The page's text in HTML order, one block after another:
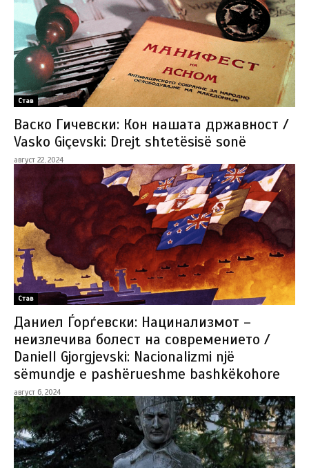
Став
Васко Гичевски: Кон нашата државност /
Vasko Giçevski: Drejt shtetësisë sonë
август 22, 2024
Став
Даниел Ѓорѓевски: Нацинализмот –
неизлечива болест на современието /
Daniell Gjorgjevski: Nacionalizmi një
sëmundje e pashërueshme bashkëkohore
август 6, 2024